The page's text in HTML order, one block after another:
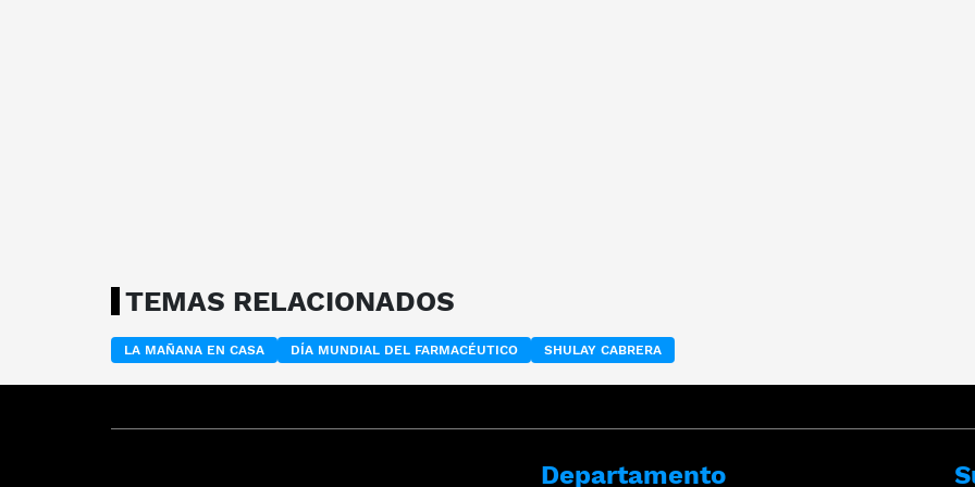
TEMAS RELACIONADOS
LA MAÑANA EN CASA DÍA MUNDIAL DEL FARMACÉUTICO SHULAY CABRERA
Departamento